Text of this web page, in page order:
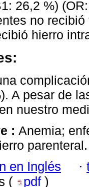
26,2 %)
no
hierro
A pesar de
nuestro
: Anemia;
parenteral.
en Inglés ·
( pdf )